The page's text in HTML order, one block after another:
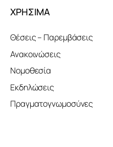
ΧΡΗΣΙΜΑ
Θέσεις – Παρεμβάσεις
Ανακοινώσεις
Νομοθεσία
Εκδηλώσεις
Πραγματογνωμοσύνες